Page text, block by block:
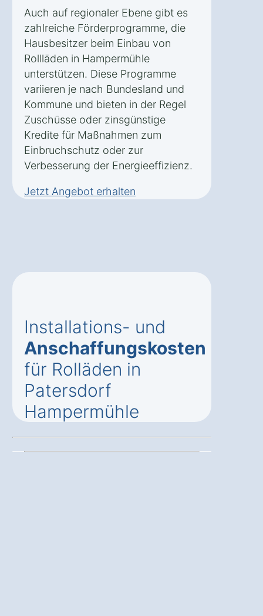
Auch auf regionaler Ebene gibt es
zahlreiche Förderprogramme, die
Hausbesitzer beim Einbau von
Rollläden in Hampermühle
unterstützen. Diese Programme
variieren je nach Bundesland und
Kommune und bieten in der Regel
Zuschüsse oder zinsgünstige
Kredite für Maßnahmen zum
Einbruchschutz oder zur
Verbesserung der Energieeffizienz.
Jetzt Angebot erhalten
Installations- und
Anschaffungskosten
für Rolläden in
Patersdorf
Hampermühle